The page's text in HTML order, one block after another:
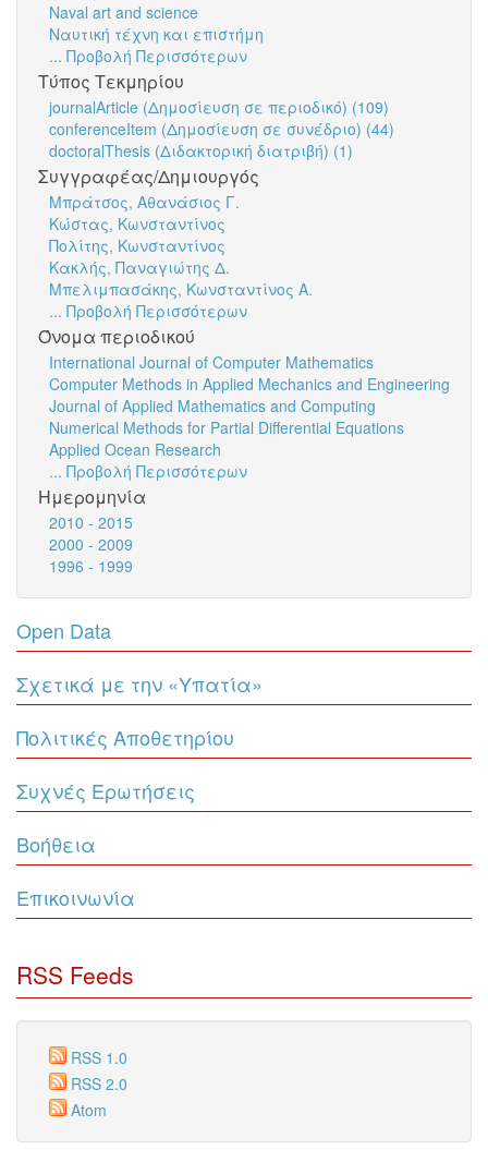
Naval art and science
Ναυτική τέχνη και επιστήμη
... Προβολή Περισσότερων
Τύπος Τεκμηρίου
journalArticle (Δημοσίευση σε περιοδικό) (109)
conferenceItem (Δημοσίευση σε συνέδριο) (44)
doctoralThesis (Διδακτορική διατριβή) (1)
Συγγραφέας/Δημιουργός
Μπράτσος, Αθανάσιος Γ.
Κώστας, Κωνσταντίνος
Πολίτης, Κωνσταντίνος
Κακλής, Παναγιώτης Δ.
Μπελιμπασάκης, Κωνσταντίνος Α.
... Προβολή Περισσότερων
Όνομα περιοδικού
International Journal of Computer Mathematics
Computer Methods in Applied Mechanics and Engineering
Journal of Applied Mathematics and Computing
Numerical Methods for Partial Differential Equations
Applied Ocean Research
... Προβολή Περισσότερων
Ημερομηνία
2010 - 2015
2000 - 2009
1996 - 1999
Open Data
Σχετικά με την «Υπατία»
Πολιτικές Αποθετηρίου
Συχνές Ερωτήσεις
Βοήθεια
Επικοινωνία
RSS Feeds
RSS 1.0
RSS 2.0
Atom